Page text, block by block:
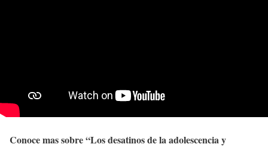
Conoce mas sobre “Los desatinos de la adolescencia y